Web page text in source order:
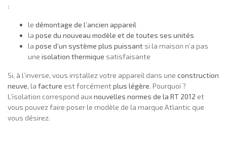
:
le démontage de l’ancien appareil
la pose du nouveau modèle et de toutes ses unités
la pose d’un système plus puissant si la maison n’a pas
une isolation thermique satisfaisante
Si, à l’inverse, vous installez votre appareil dans une construction
neuve, la facture est forcémentplus légère. Pourquoi ?
L’isolation correspond auxnouvelles normes de la RT 2012 et
vous pouvez faire poser le modèle de la marque Atlantic que
vous désirez.